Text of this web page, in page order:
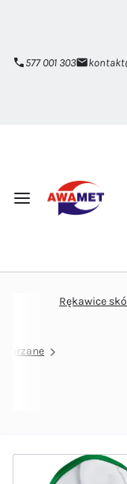
577 001 303
Rękawice